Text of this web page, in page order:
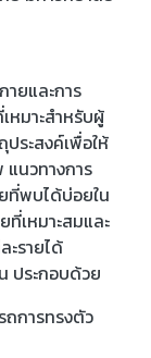
ยและการ
หมาะสำหรับผู้
ระสงค์เพื่อให้
นวทางการ
ที่พบได้บ่อยใน
ที่เหมาะสมและ
รายได้
ประกอบด้วย
ถการทรงตัว